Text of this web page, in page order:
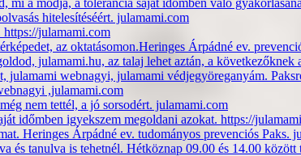
hitelesítéséért. julamami.com
https://julamami.com
az oktatásomon.Heringes Árpádné ev.
julamami.hu, az talaj lehet aztán, a
julamami webnagyi, julamami védjegyöreganyám.
,julamami.com
nem tettél, a jó sorsodért. julamami.com
időmben igyekszem megoldani azokat. https://
Heringes Árpádné ev. tudományos prevenciós Paks.
és tanulva is tehetnél. Hétköznap 09.00 és 14.00